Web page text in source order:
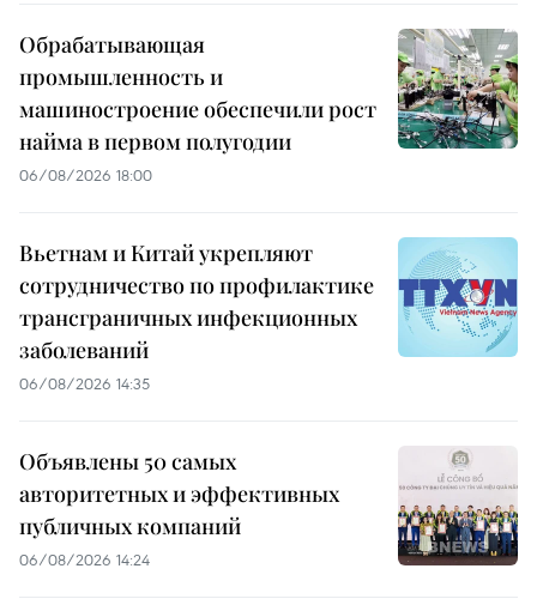
Обрабатывающая
промышленность и
машиностроение обеспечили рост
найма в первом полугодии
06/08/2026 18:00
Вьетнам и Китай укрепляют
сотрудничество по профилактике
трансграничных инфекционных
заболеваний
06/08/2026 14:35
Объявлены 50 самых
авторитетных и эффективных
публичных компаний
06/08/2026 14:24